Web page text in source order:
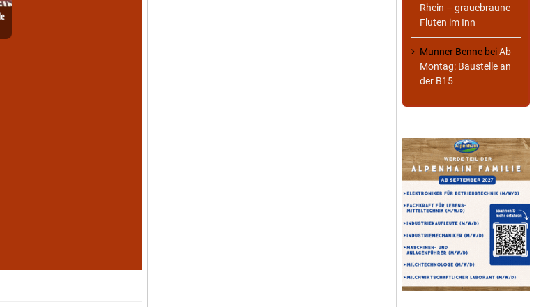
Rhein – grauebraune
Fluten im Inn
Munner Benne beiAb
Montag: Baustelle an
der B15